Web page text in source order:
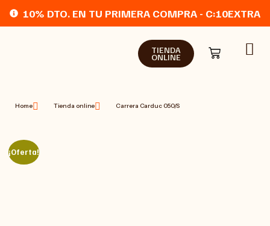
10% DTO. EN TU PRIMERA COMPRA - C:10EXTRA
TIENDA
ONLINE
Home Tienda online Carrera Carduc 050/S
¡Oferta!